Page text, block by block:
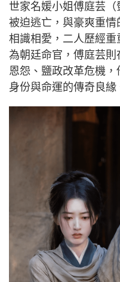
世家名媛小姐傅庭芸
被迫逃亡，與豪爽重情
相識相愛，二人歷經
為朝廷命官，傅庭芸
恩怨、鹽政改革危機
身份與命運的傳奇良緣